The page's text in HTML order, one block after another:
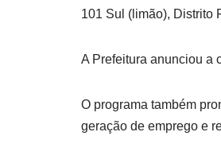
101 Sul (limão), Distrito
A Prefeitura anunciou a
O programa também
geração de emprego e